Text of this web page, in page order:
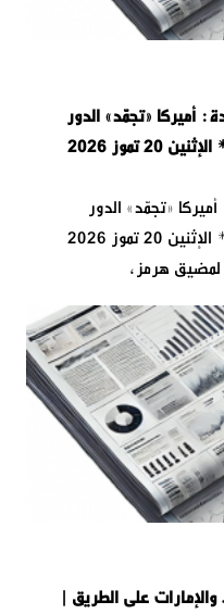
«تجمّد» الدور
الإسرائيلي* فلسطين *يحيى دبوق* الإثنين 20 تموز 2026
«تجمّد» الدور
الإسرائيلي* فلسطين *يحيى دبوق* الإثنين 20 تموز 2026
لمضيق هرمز،
على الطريق |